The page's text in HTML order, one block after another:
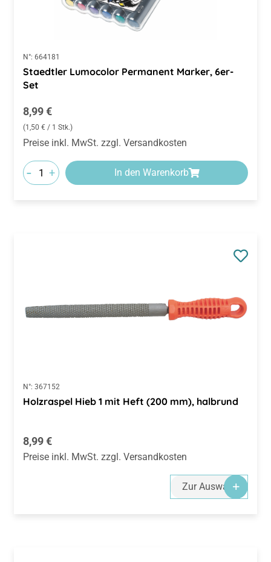
N°: 664181
Staedtler Lumocolor Permanent Marker, 6er-
Set
Regulärer Preis:
8,99 €
(1,50 € / 1 Stk.)
Preise inkl. MwSt. zzgl. Versandkosten
- + In den Warenkorb
N°: 367152
Holzraspel Hieb 1 mit Heft (200 mm), halbrund
Regulärer Preis:
8,99 €
Preise inkl. MwSt. zzgl. Versandkosten
Zur Auswahl